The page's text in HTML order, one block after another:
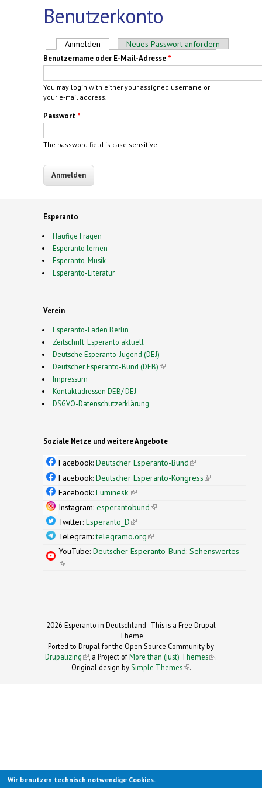
Benutzerkonto
Haupt-Reiter
Anmelden (aktiver Reiter)
Neues Passwort anfordern
Benutzername oder E-Mail-Adresse *
You may login with either your assigned username or
your e-mail address.
Passwort *
The password field is case sensitive.
Esperanto
Häufige Fragen
Esperanto lernen
Esperanto-Musik
Esperanto-Literatur
Verein
Esperanto-Laden Berlin
Zeitschrift: Esperanto aktuell
Deutsche Esperanto-Jugend (DEJ)
Deutscher Esperanto-Bund (DEB)(link is external)
Impressum
Kontaktadressen DEB/ DEJ
DSGVO-Datenschutzerklärung
Soziale Netze und weitere Angebote
Facebook: Deutscher Esperanto-Bund(link is
external)
Facebook: Deutscher Esperanto-Kongress(link is
Facebook: Luminesk'(link is external)
Instagram: esperantobund(link is external)
Twitter: Esperanto_D(link is external)
Telegram:telegramo.org(link is external)
YouTube: Deutscher Esperanto-Bund: Sehenswertes
(link is external)
2026 Esperanto in Deutschland- This is a Free Drupal
Theme
Ported to Drupal for the Open Source Community by
Drupalizing(link is external)
, a Project ofMore than (just) Themes (link is
.
Original design by Simple Themes
(link is
.
Wir benutzen technisch notwendige Cookies.